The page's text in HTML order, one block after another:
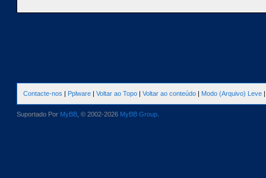
Contacte-nos | Pplware | Voltar ao Topo | Voltar ao conteúdo | Modo (Arquivo) Leve
Suportado Por MyBB , © 2002-2026 MyBB Group